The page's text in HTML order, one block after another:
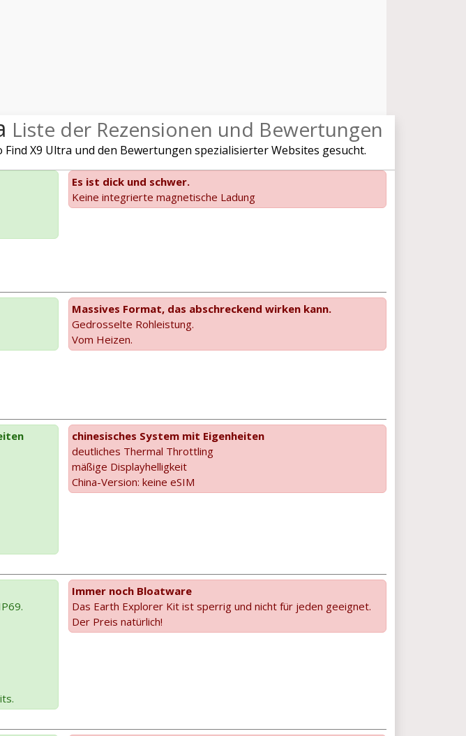
Liste der Rezensionen und Bewertungen
X9 Ultra und den Bewertungen spezialisierter Websites gesucht.
Es ist dick und schwer.
Keine integrierte magnetische Ladung
Massives Format, das abschreckend wirken kann.
Gedrosselte Rohleistung.
Vom Heizen.
chinesisches System mit Eigenheiten
deutliches Thermal Throttling
mäßige Displayhelligkeit
China-Version: keine eSIM
Immer noch Bloatware
Das Earth Explorer Kit ist sperrig und nicht für jeden geeignet.
Der Preis natürlich!